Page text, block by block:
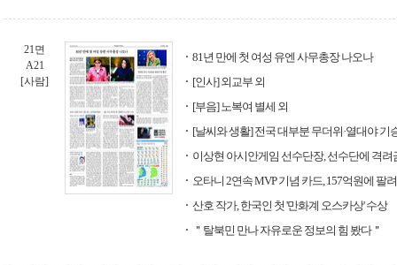
21면
A21
[사람]
81년 만에 첫 여성 유엔 사무총장 나오나
[인사] 외교부 외
[부음] 노복여 별세 외
[날씨와 생활] 전국 대부분 무더위·열대야 기
이상현 아시안게임 선수단장, 선수단에 격려
오타니 2연속 MVP 기념 카드, 157억원에 팔려
산호 작가, 한국인 첫 '만화계 오스카상' 수상
＂탈북민 만나 자유로운 정보의 힘 봤다＂